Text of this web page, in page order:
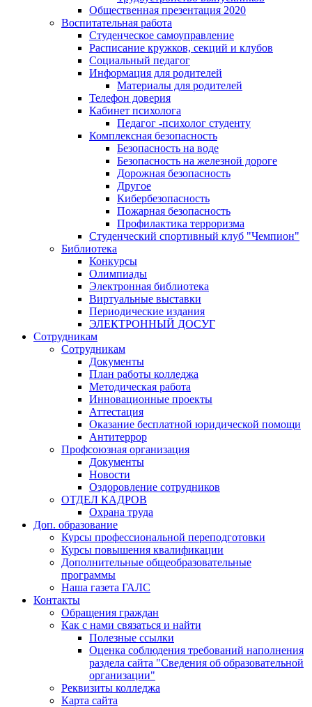
Общественная презентация 2020
Воспитательная работа
Студенческое самоуправление
Расписание кружков, секций и клубов
Социальный педагог
Информация для родителей
Материалы для родителей
Телефон доверия
Кабинет психолога
Педагог -психолог студенту
Комплексная безопасность
Безопасность на воде
Безопасность на железной дороге
Дорожная безопасность
Другое
Кибербезопасность
Пожарная безопасность
Профилактика терроризма
Студенческий спортивный клуб "Чемпион"
Библиотека
Конкурсы
Олимпиады
Электронная библиотека
Виртуальные выставки
Периодические издания
ЭЛЕКТРОННЫЙ ДОСУГ
Сотрудникам
Сотрудникам
Документы
План работы колледжа
Методическая работа
Инновационные проекты
Аттестация
Оказание бесплатной юридической помощи
Антитеррор
Профсоюзная организация
Документы
Новости
Оздоровление сотрудников
ОТДЕЛ КАДРОВ
Охрана труда
Доп. образование
Курсы профессиональной переподготовки
Курсы повышения квалификации
Дополнительные общеобразовательные
программы
Наша газета ГАЛС
Контакты
Обращения граждан
Как с нами связаться и найти
Полезные ссылки
Оценка соблюдения требований наполнения
раздела сайта "Сведения об образовательной
организации"
Реквизиты колледжа
Карта сайта